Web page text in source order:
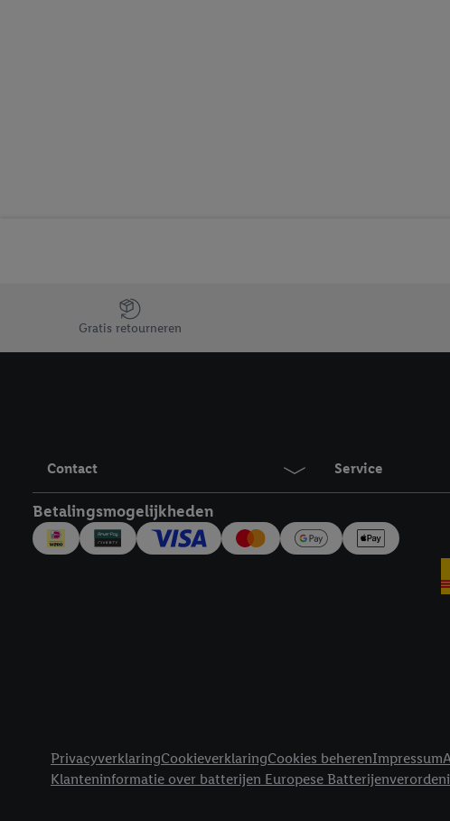
Jouw voordelen bij ons als Lidl webshop klant
Gratis retourneren
Contact Service
Betalingsmogelijkheden
PrivacyverklaringCookieverklaringCookies beherenImpressum
Klanteninformatie over batterijen Europese
Door op "Akkoord" te klikken,
inclusief over de